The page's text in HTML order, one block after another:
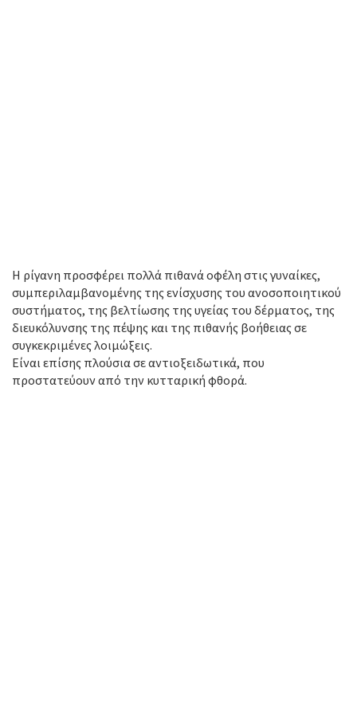
Η ρίγανη προσφέρει πολλά πιθανά οφέλη στις γυναίκες,
συμπεριλαμβανομένης της ενίσχυσης του ανοσοποιητικού
συστήματος, της βελτίωσης της υγείας του δέρματος, της
διευκόλυνσης της πέψης και της πιθανής βοήθειας σε
συγκεκριμένες λοιμώξεις.
Είναι επίσης πλούσια σε αντιοξειδωτικά, που
προστατεύουν από την κυτταρική φθορά.